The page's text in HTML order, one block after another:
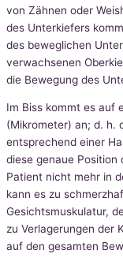
von Zähnen oder
des Unterkiefers
des beweglichen
verwachsenen
die Bewegung des
Im Biss kommt es auf
(Mikrometer) an; d. h.
entsprechend einer
diese genaue Position
Patient nicht mehr in
kann es zu
Gesichtsmuskulatur,
zu Verlagerungen der
auf den gesamten